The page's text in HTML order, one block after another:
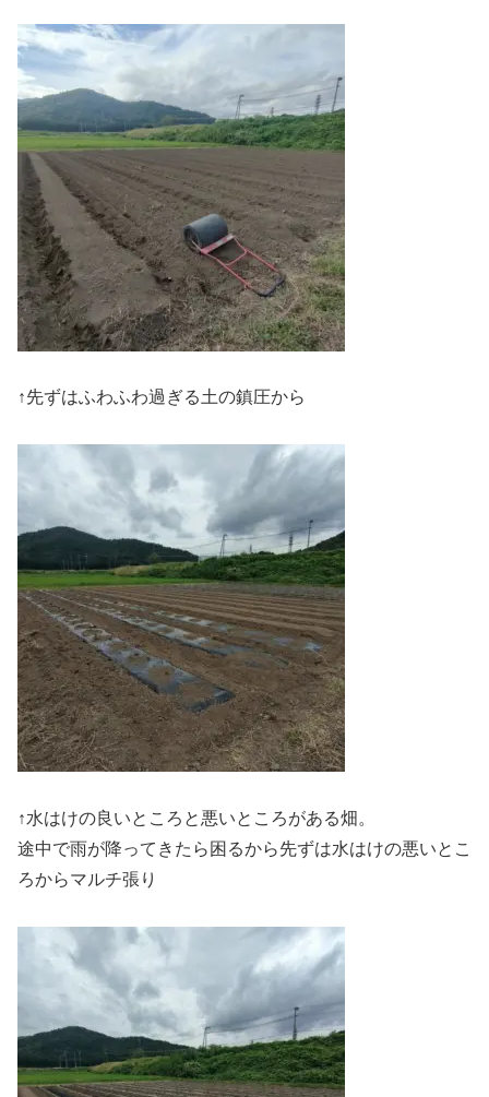
↑先ずはふわふわ過ぎる土の鎮圧から
↑水はけの良いところと悪いところがある畑。
途中で雨が降ってきたら困るから先ずは水はけの悪いとこ
ろからマルチ張り